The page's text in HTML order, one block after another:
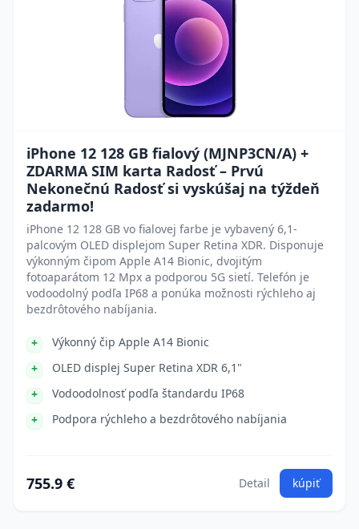
iPhone 12 128 GB fialový (MJNP3CN/A) +
ZDARMA SIM karta Radosť – Prvú
Nekonečnú Radosť si vyskúšaj na týždeň
zadarmo!
iPhone 12 128 GB vo fialovej farbe je vybavený 6,1-
palcovým OLED displejom Super Retina XDR. Disponuje
výkonným čipom Apple A14 Bionic, dvojitým
fotoaparátom 12 Mpx a podporou 5G sietí. Telefón je
vodoodolný podľa IP68 a ponúka možnosti rýchleho aj
bezdrôtového nabíjania.
Výkonný čip Apple A14 Bionic
OLED displej Super Retina XDR 6,1"
Vodoodolnosť podľa štandardu IP68
Podpora rýchleho a bezdrôtového nabíjania
755.9 € Detail kúpiť